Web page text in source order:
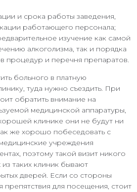
и срока работы заведения,
работающего персонала;
изучение как самой
алкоголизма, так и порядка
процедур и перечня препаратов.
больного в платную
туда нужно съездить. При
обратить внимание на
медицинской аппаратуры,
клинике они не будут ни
же хорошо побеседовать с
учреждения
поэтому такой визит никого
таких клиник бывают
дверей. Если со стороны
препятствия для посещения, стоит